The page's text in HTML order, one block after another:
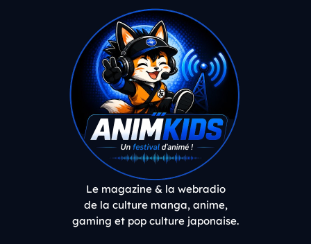
Le magazine & la webradio
de la culture manga, anime,
gaming et pop culture japonaise.